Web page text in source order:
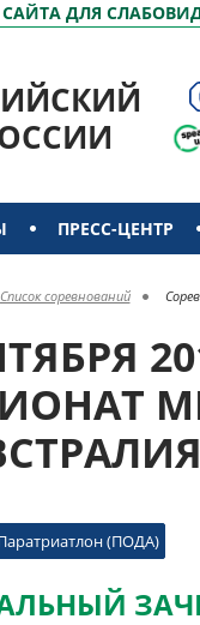
САЙТА ДЛЯ
ПРЕСС-ЦЕНТР
Список соревнований
(ПОДА)